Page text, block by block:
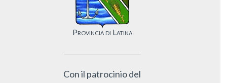
Provincia di Latina
Con il patrocinio del